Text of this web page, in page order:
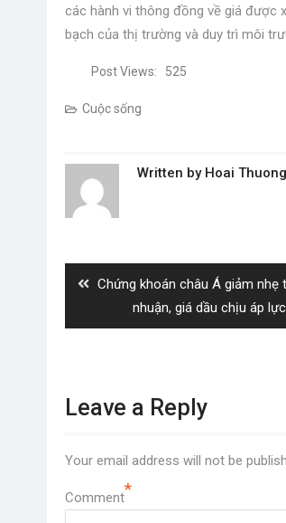
các hành vi thông đồng về giá được
bạch của thị trường và duy trì môi
Post Views: 525
Cuộc sống
Written by Hoai Thuong
Previous
Chứng khoán châu Á giảm
nhuận, giá dầu chịu áp
Leave a Reply
Your email address will not be
Comment*